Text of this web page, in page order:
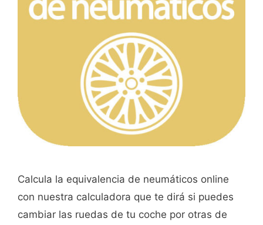
Calcula la equivalencia de neumáticos online
con nuestra calculadora que te dirá si puedes
cambiar las ruedas de tu coche por otras de